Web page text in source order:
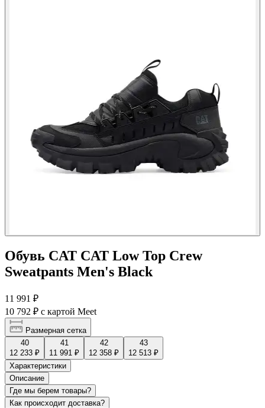
Обувь CAT CAT Low Top Crew
Sweatpants Men's Black
11 991 ₽
10 792 ₽ с картой Meet
Размерная сетка
40
12 233 ₽
41
11 991 ₽
42
12 358 ₽
43
12 513 ₽
Характеристики
Описание
Где мы берем товары?
Как происходит доставка?